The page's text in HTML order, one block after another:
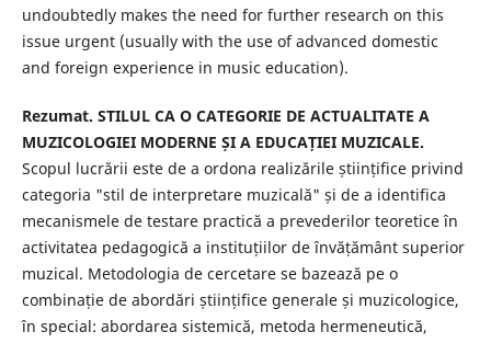
undoubtedly makes the need for further research on this
issue urgent (usually with the use of advanced domestic
and foreign experience in music education).
Rezumat. STILUL CA O CATEGORIE DE ACTUALITATE A
MUZICOLOGIEI MODERNE ȘI A EDUCAȚIEI MUZICALE.
Scopul lucrării este de a ordona realizările științifice privind
categoria "stil de interpretare muzicală" și de a identifica
mecanismele de testare practică a prevederilor teoretice în
activitatea pedagogică a instituțiilor de învățământ superior
muzical. Metodologia de cercetare se bazează pe o
combinație de abordări științifice generale și muzicologice,
în special: abordarea sistemică, metoda hermeneutică,